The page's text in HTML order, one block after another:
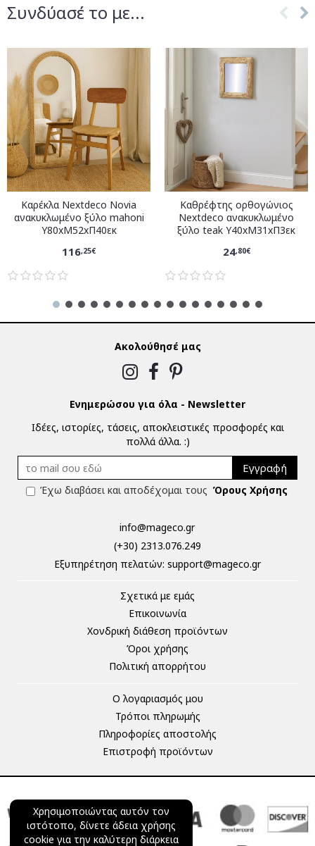
Συνδύασέ το με...
Καρέκλα Nextdeco Novia
ανακυκλωμένο ξύλο mahoni
Υ80xM52xΠ40εκ
116,25€
Καθρέφτης ορθογώνιος
Nextdeco ανακυκλωμένο
ξύλο teak Υ40xM31xΠ3εκ
24,80€
Χρησιμοποιώντας αυτόν τον
ιστότοπο, δίνετε άδεια χρήσης
cookie για την καλύτερη διάρκεια
Ακολούθησέ μας
Ενημερώσου για όλα - Newsletter
Ιδέες, ιστορίες, τάσεις, αποκλειστικές προσφορές και
πολλά άλλα. :)
Εγγραφή
Έχω διαβάσει και αποδέχομαι τους Όρους Χρήσης
info@mageco.gr
(+30) 2313.076.249
Eξυπηρέτηση πελατών: support@mageco.gr
Σχετικά με εμάς
Επικοινωνία
Χονδρική διάθεση προϊόντων
Όροι χρήσης
Πολιτική απορρήτου
Ο λογαριασμός μου
Τρόποι πληρωμής
Πληροφορίες αποστολής
Επιστροφή προϊόντων